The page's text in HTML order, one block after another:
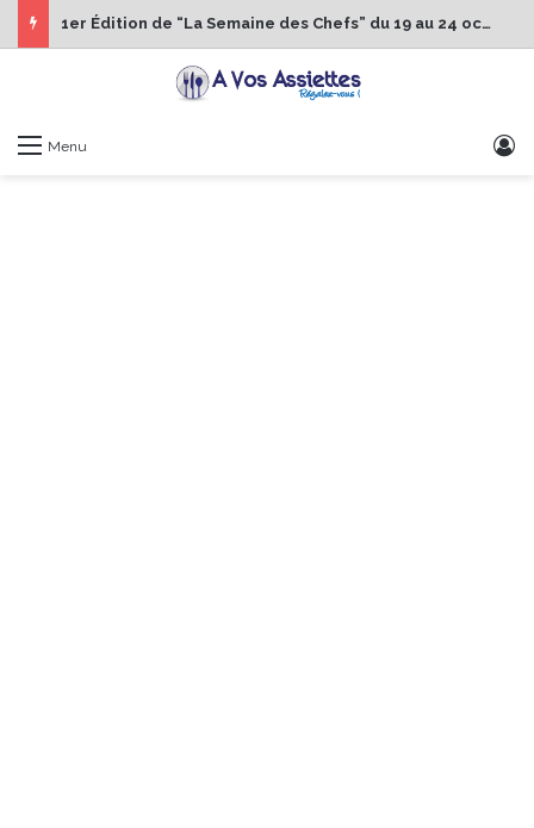
1er Édition de “La Semaine des Chefs” du 19 au 24 octobre 2026
Menu